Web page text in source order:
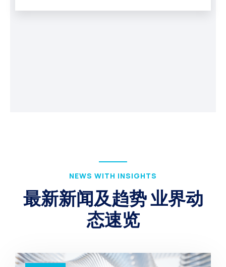
NEWS WITH INSIGHTS
最新新闻及趋势 业界动
态速览